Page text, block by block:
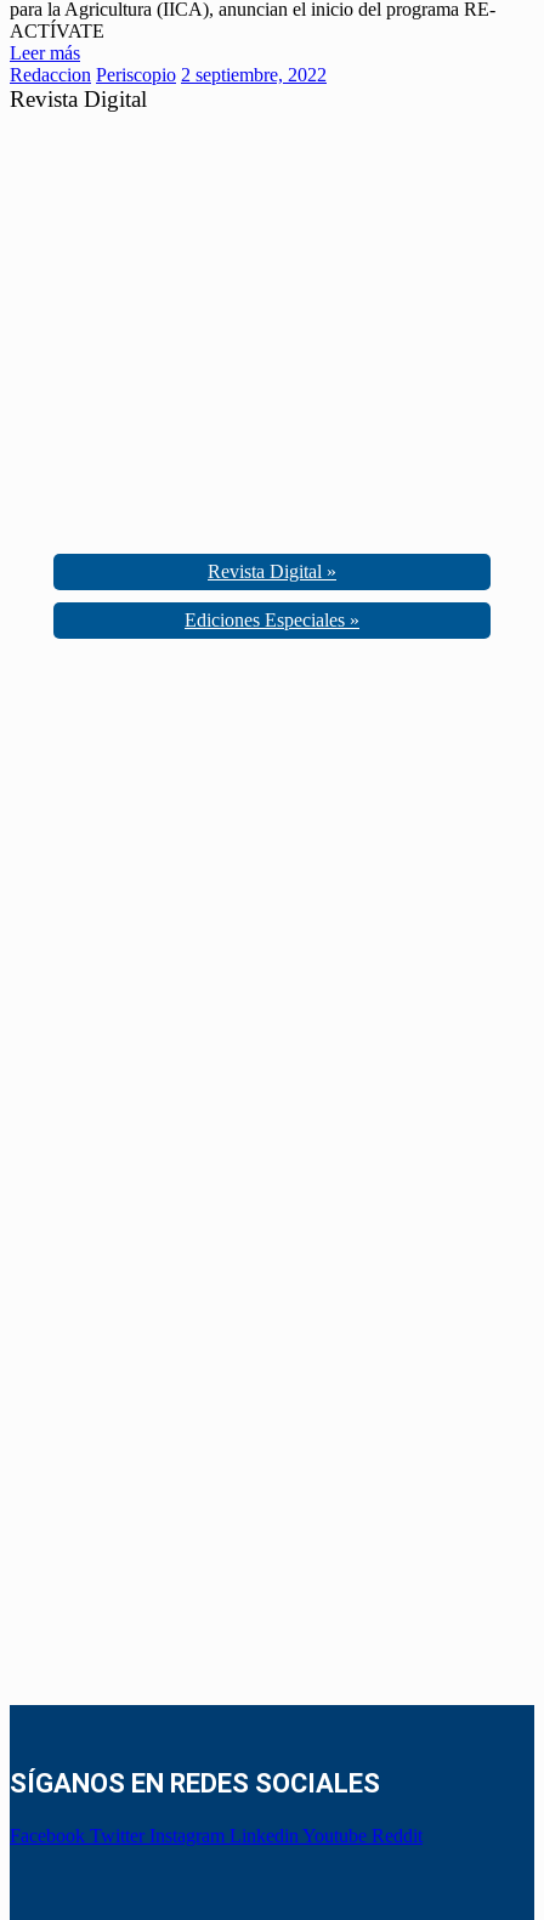
para la Agricultura (IICA), anuncian el inicio del programa RE-
ACTÍVATE
Leer más
Redaccion Periscopio 2 septiembre, 2022
Revista Digital
Revista Digital »
Ediciones Especiales »
SÍGANOS EN REDES SOCIALES
Facebook Twitter Instagram Linkedin Youtube Reddit